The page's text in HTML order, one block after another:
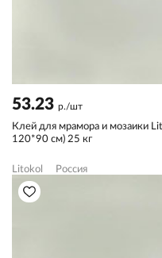
53.23 р./шт
Клей для мрамора и мозаики
120*90 см) 25 кг
Litokol Россия